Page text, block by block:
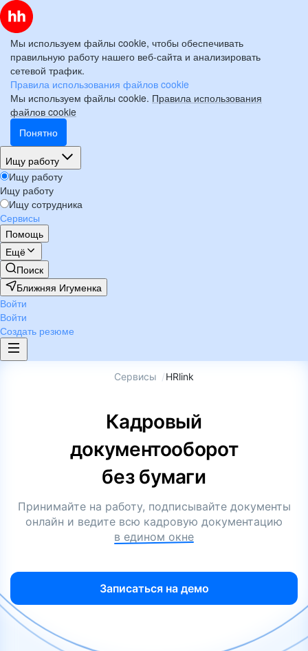
Мы используем файлы cookie, чтобы обеспечивать
правильную работу нашего веб-сайта и анализировать
сетевой трафик.
Правила использования файлов cookie
Мы используем файлы cookie. Правила использования
файлов cookie
Понятно
Ищу работу
Ищу работу
Ищу работу
Ищу сотрудника
Сервисы
Помощь
Ещё
Поиск
Ближняя Игуменка
Войти
Войти
Создать резюме
Сервисы /HRlink
Кадровый
документооборот
без бумаги
Принимайте на работу, подписывайте документы
онлайн и ведите всю кадровую документацию
в едином окне
Записаться на демо